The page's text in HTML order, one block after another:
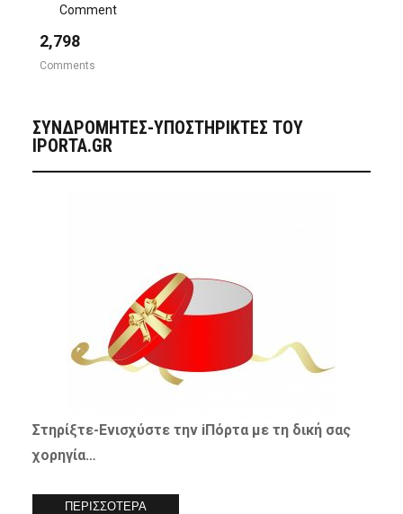
Comment
2,798
Comments
ΣΥΝΔΡΟΜΗΤΈΣ-ΥΠΟΣΤΗΡΙΚΤΈΣ ΤΟΥ
IPORTA.GR
Στηρίξτε-Ενισχύστετην iΠόρτα με τη δική σας
χορηγία…
ΠΕΡΙΣΣΟΤΕΡΑ